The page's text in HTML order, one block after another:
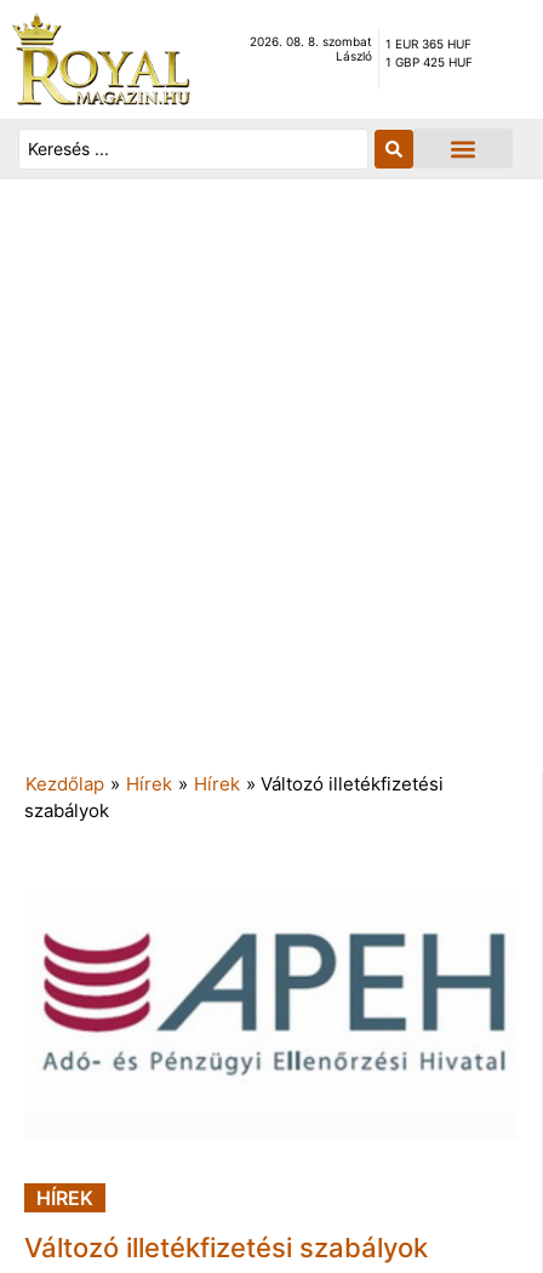
2026. 08. 8. szombat
László
1 EUR 365 HUF
1 GBP 425 HUF
Kezdőlap » Hírek » Hírek » Változó illetékfizetési
szabályok
HÍREK
Változó illetékfizetési szabályok